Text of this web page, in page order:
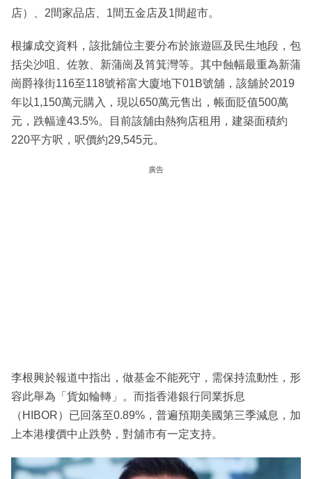
店）、2間家品店、1間五金店及1間超市。
根據成交資料，該批舖位主要分布於旅遊區及民生地段，包
括尖沙咀、佐敦、新蒲崗及筲箕灣等。其中蝕幅最重為新蒲
崗爵祿街116至118號裕富大廈地下01B號舖，該舖於2019
年以1,150萬元購入，現以650萬元售出，帳面貶值500萬
元，跌幅達43.5%。目前該舖由熱狗店租用，建築面積約
220平方呎，呎價約29,545元。
廣告
李根興於報道中指出，做基金不能死守，需保持流動性，形
容此舉為「貨如輪轉」。而指香港銀行同業拆息
（HIBOR）已回落至0.89%，普遍預期美國第三季減息，加
上本港樓價中止跌勢，對舖市有一定支持。